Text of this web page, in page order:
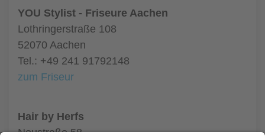
YOU Stylist - Friseure Aachen
Lothringerstraße 108
52070 Aachen
Tel.: +49 241 91792148
zum Friseur
Hair by Herfs
Neustraße 58